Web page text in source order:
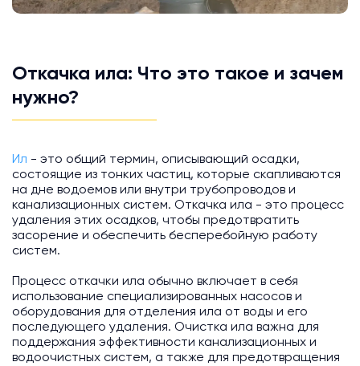
Откачка ила: Что это такое и зачем
нужно?
Ил - это общий термин, описывающий осадки,
состоящие из тонких частиц, которые скапливаются
на дне водоемов или внутри трубопроводов и
канализационных систем. Откачка ила - это процесс
удаления этих осадков, чтобы предотвратить
засорение и обеспечить бесперебойную работу
систем.
Процесс откачки ила обычно включает в себя
использование специализированных насосов и
оборудования для отделения ила от воды и его
последующего удаления. Очистка ила важна для
поддержания эффективности канализационных и
водоочистных систем, а также для предотвращения